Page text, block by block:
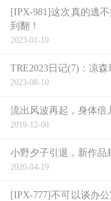
间表就知道她是无
伏笔但目前就是放
报告自己的状况〜
[IPX-981]这次真的逃
到翻！
2023-01-19
TRE2023日记(7)：凉
2023-08-10
流出风波再起，身体倍
2019-12-08
小野夕子引退，新作品
2020-04-19
[IPX-777]不可以谈办